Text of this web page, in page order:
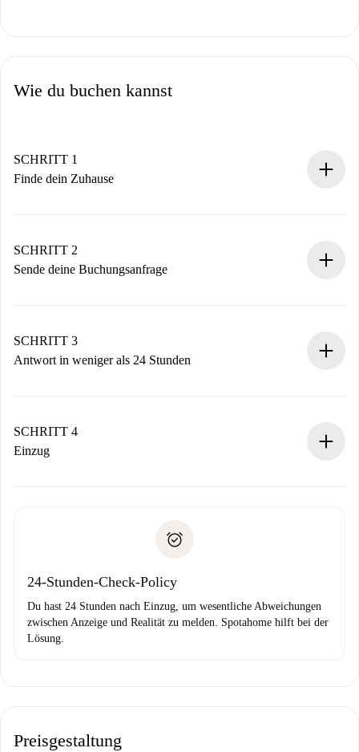
Wie du buchen kannst
SCHRITT 1
Finde dein Zuhause
Du erhältst alle notwendigen Informationen im Voraus.
SCHRITT 2
Sende deine Buchungsanfrage
Denk daran, dass wir dich erst belasten, wenn der
Vermieter zustimmt.
SCHRITT 3
Antwort in weniger als 24 Stunden
stellen den Kontakt her.
Wenn der Vermieter ablehnen muss, entstehen keine
SCHRITT 4
Einzug
24-Stunden-Check-Policy
Du hast 24 Stunden nach Einzug, um wesentliche Abweichungen
zwischen Anzeige und Realität zu melden. Spotahome hilft bei der
Lösung.
Preisgestaltung